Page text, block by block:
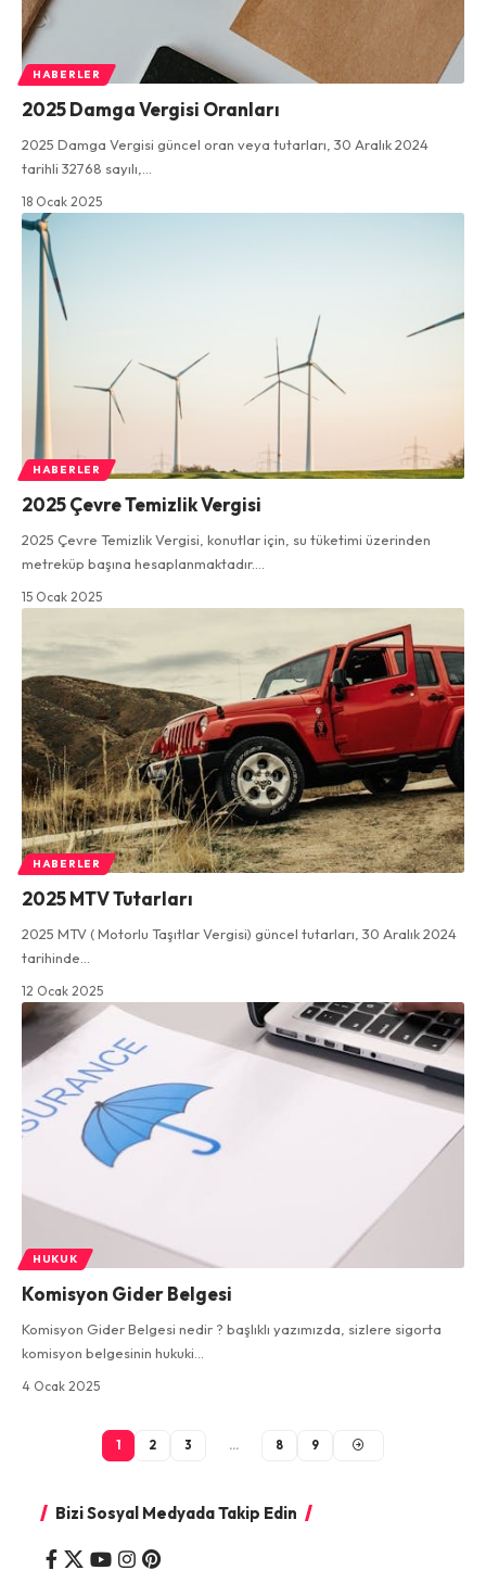
HABERLER
2025 Damga Vergisi Oranları
2025 Damga Vergisi güncel oran veya tutarları, 30 Aralık 2024
tarihli 32768 sayılı,…
18 Ocak 2025
HABERLER
2025 Çevre Temizlik Vergisi
2025 Çevre Temizlik Vergisi, konutlar için, su tüketimi üzerinden
metreküp başına hesaplanmaktadır.…
15 Ocak 2025
HABERLER
2025 MTV Tutarları
2025 MTV ( Motorlu Taşıtlar Vergisi) güncel tutarları, 30 Aralık 2024
tarihinde…
12 Ocak 2025
HUKUK
Komisyon Gider Belgesi
Komisyon Gider Belgesi nedir ? başlıklı yazımızda, sizlere sigorta
komisyon belgesinin hukuki…
4 Ocak 2025
1 2 3 … 8 9
Bizi Sosyal Medyada Takip Edin